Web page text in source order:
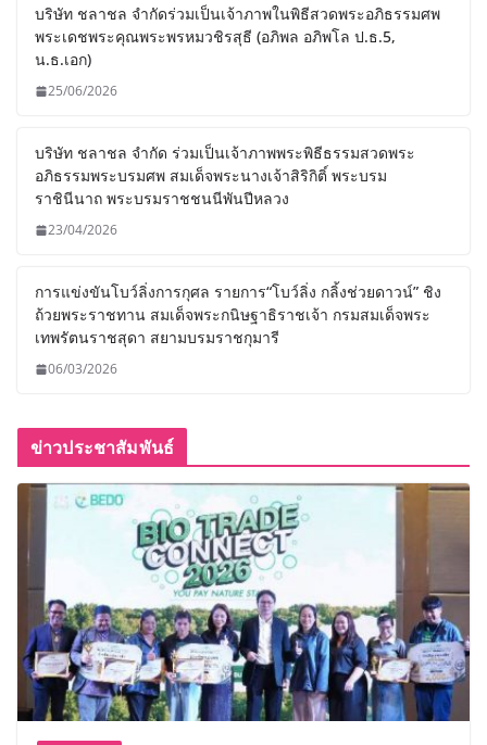
บริษัท ชลาชล จำกัดร่วมเป็นเจ้าภาพในพิธีสวดพระอภิธรรมศพ
พระเดชพระคุณพระพรหมวชิรสุธี (อภิพล อภิพโล ป.ธ.5,
น.ธ.เอก)
25/06/2026
บริษัท ชลาชล จำกัด ร่วมเป็นเจ้าภาพพระพิธีธรรมสวดพระ
อภิธรรมพระบรมศพ สมเด็จพระนางเจ้าสิริกิติ์ พระบรม
ราชินีนาถ พระบรมราชชนนีพันปีหลวง
23/04/2026
การแข่งขันโบว์ลิ่งการกุศล รายการ“โบว์ลิ่ง กลิ้งช่วยดาวน์” ชิง
ถ้วยพระราชทาน สมเด็จพระกนิษฐาธิราชเจ้า กรมสมเด็จพระ
เทพรัตนราชสุดา สยามบรมราชกุมารี
06/03/2026
ข่าวประชาสัมพันธ์